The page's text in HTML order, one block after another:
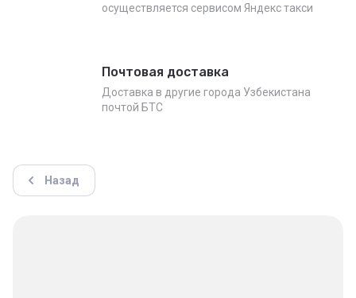
осуществляется сервисом Яндекс такси
Почтовая доставка
Доставка в другие города Узбекистана
почтой БТС
Назад